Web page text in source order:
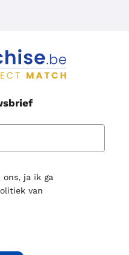
ons, ja ik ga
van